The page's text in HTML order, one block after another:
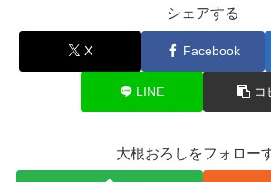
シェアする
X Facebook
LINE コ
大根おろしをフォロー